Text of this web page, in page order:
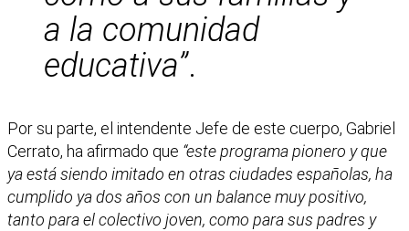
a la comunidad
educativa”.
Por su parte, el intendente Jefe de este cuerpo, Gabriel
Cerrato, ha afirmado que “este programa pionero y que
ya está siendo imitado en otras ciudades españolas, ha
cumplido ya dos años con un balance muy positivo,
tanto para el colectivo joven, como para sus padres y